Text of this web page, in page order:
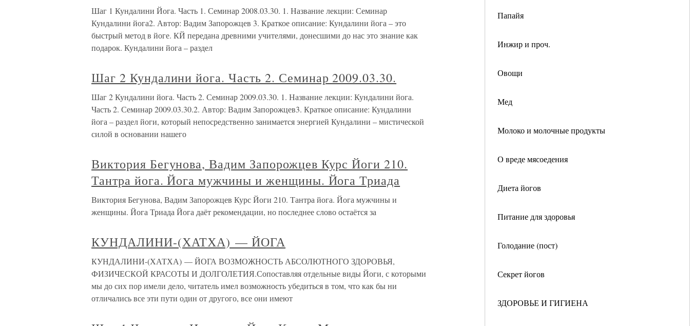
Папайя
Инжир и проч.
Овощи
Мед
Молоко и молочные продукты
О вреде мясоедения
Диета йогов
Питание для здоровья
Голодание (пост)
Секрет йогов
ЗДОРОВЬЕ И ГИГИЕНА
Шаг 1 Кундалини Йога. Часть 1. Семинар 2008.03.30. 1. Название лекции: Семинар
Кундалини йога2. Автор: Вадим Запорожцев 3. Краткое описание: Кундалини йога – это
быстрый метод в йоге. КЙ передана древними учителями, донесшими до нас это знание как
подарок. Кундалини йога – раздел
Шаг 2 Кундалини йога. Часть 2. Семинар 2009.03.30.
Шаг 2 Кундалини йога. Часть 2. Семинар 2009.03.30. 1. Название лекции: Кундалини йога.
Часть 2. Семинар 2009.03.30.2. Автор: Вадим Запорожцев3. Краткое описание: Кундалини
йога – раздел йоги, который непосредственно занимается энергией Кундалини – мистической
силой в основании нашего
Виктория Бегунова, Вадим Запорожцев Курс Йоги 210.
Тантра йога. Йога мужчины и женщины. Йога Триада
Виктория Бегунова, Вадим Запорожцев Курс Йоги 210. Тантра йога. Йога мужчины и
женщины. Йога Триада Йога даёт рекомендации, но последнее слово остаётся за
КУНДАЛИНИ-(ХАТХА) — ЙОГА
КУНДАЛИНИ-(ХАТХА) — ЙОГА ВОЗМОЖНОСТЬ АБСОЛЮТНОГО ЗДОРОВЬЯ,
ФИЗИЧЕСКОЙ КРАСОТЫ И ДОЛГОЛЕТИЯ.Сопоставляя отдельные виды Йоги, с которыми
мы до сих пор имели дело, читатель имел возможность убедиться в том, что как бы ни
отличались все эти пути один от другого, все они имеют